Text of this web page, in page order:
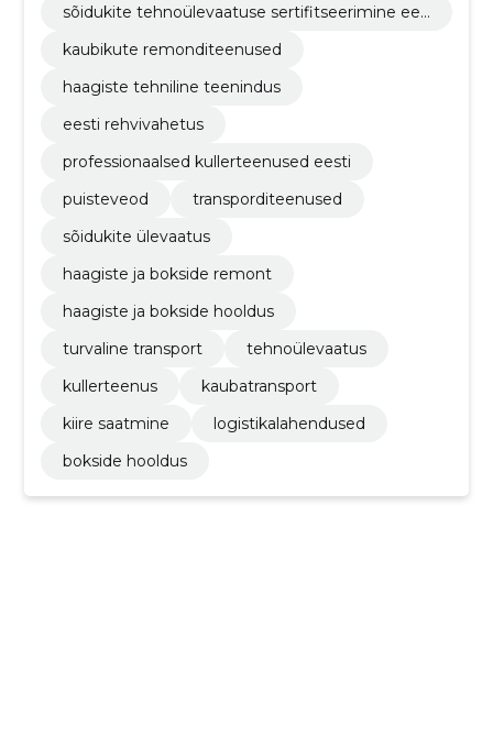
sõidukite tehnoülevaatuse sertifitseerimine ees
kaubikute remonditeenused
haagiste tehniline teenindus
eesti rehvivahetus
professionaalsed kullerteenused eesti
puisteveod
transporditeenused
sõidukite ülevaatus
haagiste ja bokside remont
haagiste ja bokside hooldus
turvaline transport
tehnoülevaatus
kullerteenus
kaubatransport
kiire saatmine
logistikalahendused
bokside hooldus